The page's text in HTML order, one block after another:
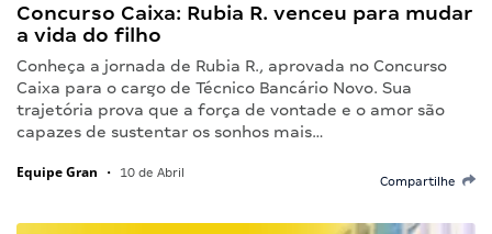
Concurso Caixa: Rubia R. venceu para mudar
a vida do filho
Conheça a jornada de Rubia R., aprovada no Concurso
Caixa para o cargo de Técnico Bancário Novo. Sua
trajetória prova que a força de vontade e o amor são
capazes de sustentar os sonhos mais…
Equipe Gran • 10 de Abril
Compartilhe